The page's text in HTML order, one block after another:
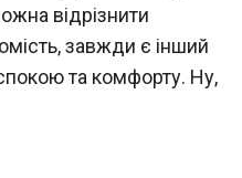
відрізнити
завжди є інший
та комфорту. Ну,